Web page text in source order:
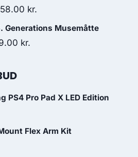
is:
kr.
price
Generations Musemåtte
kr.
PS4 Pro Pad X LED Edition
Flex Arm Kit